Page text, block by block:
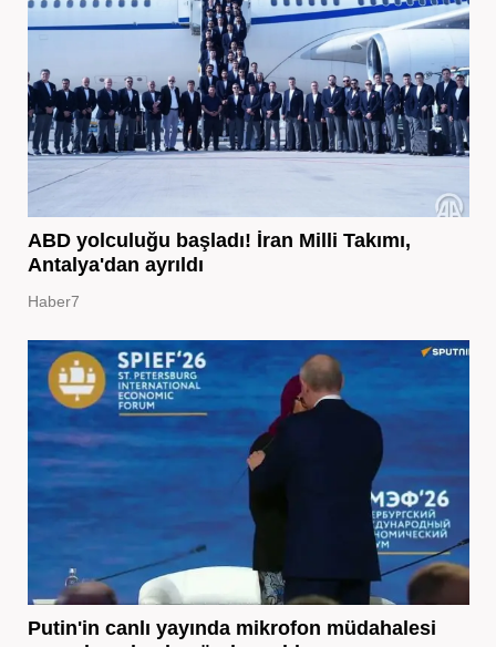
ABD yolculuğu başladı! İran Milli Takımı,
Antalya'dan ayrıldı
Haber7
Putin'in canlı yayında mikrofon müdahalesi